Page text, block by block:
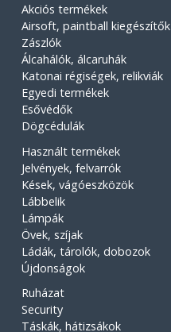
Akciós termékek
Airsoft, paintball kiegészítők
Zászlók
Álcahálók, álcaruhák
Katonai régiségek, relikviák
Egyedi termékek
Esővédők
Dögcédulák
Használt termékek
Jelvények, felvarrók
Kések, vágóeszközök
Lábbelik
Lámpák
Övek, szíjak
Ládák, tárolók, dobozok
Újdonságok
Ruházat
Security
Táskák, hátizsákok